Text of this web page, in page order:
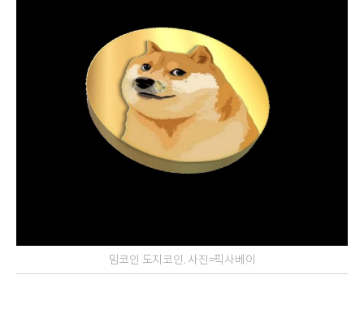
밈코인 도지코인. 사진=픽사베이